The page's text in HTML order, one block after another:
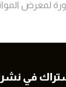
لمعرض
في